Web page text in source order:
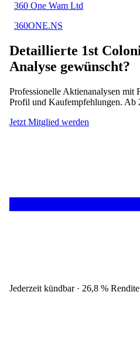
360 One Wam Ltd
360ONE.NS
Detaillierte 1st
Analyse gewünscht?
Professionelle Aktienanalysen mit
Profil und Kaufempfehlungen. Ab
Jetzt Mitglied werden
Jederzeit kündbar · 26,8 %